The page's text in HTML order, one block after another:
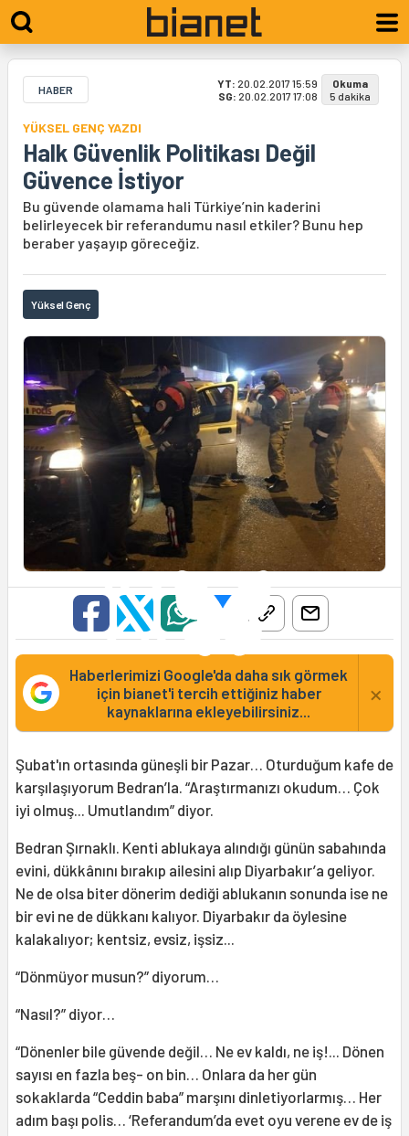
HABER YT: 20.02.2017 15:59
SG: 20.02.2017 17:08
Okuma
5 dakika
YÜKSEL GENÇ YAZDI
Halk Güvenlik Politikası Değil
Güvence İstiyor
Bu güvende olamama hali Türkiye’nin kaderini
belirleyecek bir referandumu nasıl etkiler? Bunu hep
beraber yaşayıp göreceğiz.
Yüksel Genç
Haberlerimizi Google'da daha sık görmek
için bianet'i tercih ettiğiniz haber
kaynaklarına ekleyebilirsiniz...
×
Şubat'ın ortasında güneşli bir Pazar… Oturduğum kafe de
karşılaşıyorum Bedran’la. “Araştırmanızı okudum… Çok
iyi olmuş... Umutlandım” diyor.
Bedran Şırnaklı. Kenti ablukaya alındığı günün sabahında
evini, dükkânını bırakıp ailesini alıp Diyarbakır’a geliyor.
Ne de olsa biter dönerim dediği ablukanın sonunda ise ne
bir evi ne de dükkanı kalıyor. Diyarbakır da öylesine
kalakalıyor; kentsiz, evsiz, işsiz...
“Dönmüyor musun?” diyorum…
“Nasıl?” diyor…
“Dönenler bile güvende değil… Ne ev kaldı, ne iş!... Dönen
sayısı en fazla beş- on bin… Onlara da her gün
sokaklarda “Ceddin baba” marşını dinletiyorlarmış… Her
adım başı polis… ‘Referandum’da evet oyu verene ev de iş